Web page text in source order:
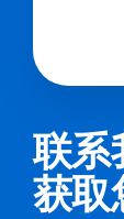
联系
获取